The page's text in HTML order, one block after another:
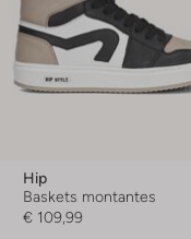
Hip
Baskets montantes
€ 109,99